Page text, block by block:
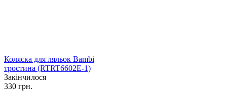
Коляска для ляльок Bambi
тростина (RTRT6602E-1)
Закінчилося
330 грн.